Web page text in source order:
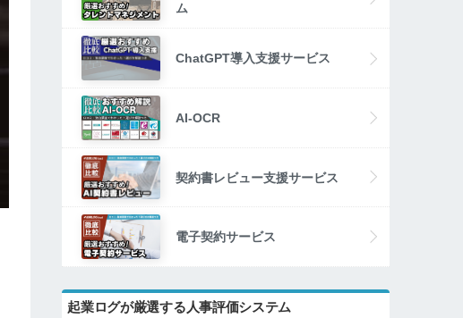
ム
ChatGPT導入支援サービス
AI-OCR
契約書レビュー支援サービス
電子契約サービス
起業ログが厳選する人事評価システム